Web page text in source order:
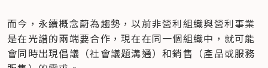
而今，永續概念蔚為趨勢，以前非營利組織與營利事業
是在光譜的兩端要合作，現在在同一個組織中，就可能
會同時出現倡議（社會議題溝通）和銷售（產品或服務